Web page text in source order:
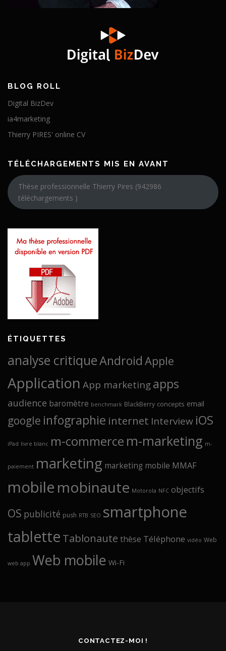
BLOG ROLL
Digital BizDev
ia4marketing
Thierry PIRES' online CV
TÉLÉCHARGEMENTS MIS EN AVANT
Thèse professionnelle Thierry Pires (942986
téléchargements )
ÉTIQUETTES
analyse critiqueAndroid Apple
Application App marketing apps
audience baromètre benchmark BlackBerry concepts email
google infographie internet Interview iOS
iPad livre blanc m-commerce m-marketing m-
paiement marketing marketing mobile MMAF
mobile mobinaute Motorola NFC objectifs
OS publicité push RTB SEO smartphone
tablette Tablonaute thèse Téléphone vidéo Web
web app Web mobile Wi-Fi
CONTACTEZ-MOI !